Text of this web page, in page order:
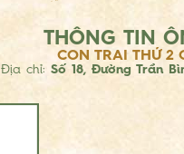
THÔNG TIN
CON TRAI THỨ 2
Địa chỉ: Số 18, Đường Trần